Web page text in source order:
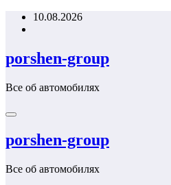
Перейти10.08.2026
porshen-group
Все об автомобилях
porshen-group
Все об автомобилях